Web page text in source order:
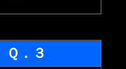
Ｑ．３